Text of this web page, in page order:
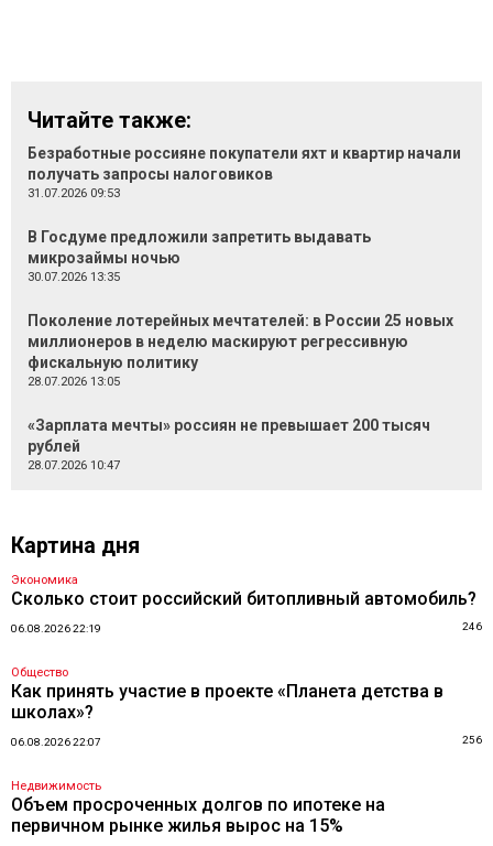
Читайте также:
Безработные россияне покупатели яхт и квартир начали
получать запросы налоговиков
31.07.2026 09:53
В Госдуме предложили запретить выдавать
микрозаймы ночью
30.07.2026 13:35
Поколение лотерейных мечтателей: в России 25 новых
миллионеров в неделю маскируют регрессивную
фискальную политику
28.07.2026 13:05
«Зарплата мечты» россиян не превышает 200 тысяч
рублей
28.07.2026 10:47
Картина дня
Экономика
Сколько стоит российский битопливный автомобиль?
06.08.2026 22:19 246
Общество
Как принять участие в проекте «Планета детства в
школах»?
06.08.2026 22:07 256
Недвижимость
Объем просроченных долгов по ипотеке на
первичном рынке жилья вырос на 15%